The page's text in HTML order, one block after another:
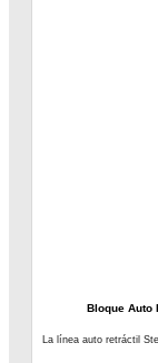
Bloque Auto
La línea auto retráctil